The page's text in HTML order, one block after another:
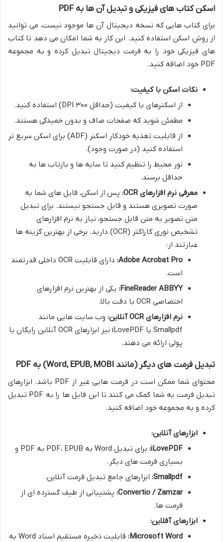
اسکن کتاب های فیزیکی و تبدیل آن ها به PDF
برای کتاب هایی که نسخه دیجیتال آن ها موجود نیست، می توانید
از روش اسکن استفاده کنید. این کار به شما امکان می دهد تا کتاب
های فیزیکی خود را به فرمت دیجیتال تبدیل کرده و به مجموعه
PDF خود اضافه کنید.
نکات اسکن با کیفیت:
از اسکنرهای با کیفیت (حداقل ۳۰۰ DPI) استفاده کنید.
مطمئن شوید که صفحات صاف و بدون خمیدگی هستند.
از قابلیت تغذیه خودکار اسکنر (ADF) برای اسکن سریع تر
استفاده کنید (در صورت وجود).
نور محیط را تنظیم کنید تا سایه ها و بازتاب ها به
حداقل برسند.
معرفی نرم افزارهای OCR:
پس از اسکن، فایل های شما به
صورت تصویری هستند و قابل جستجو نیستند. برای تبدیل
متن تصویر به متن قابل جستجو، نیاز به نرم افزارهای
تشخیص نوری کاراکتر (OCR) دارید. برخی از بهترین گزینه ها
عبارتند از:
Adobe Acrobat Pro:
دارای قابلیت OCR داخلی قدرتمند
است.
FineReader ABBYY: یکی از بهترین نرم افزارهای
اختصاصی OCR با دقت بالا.
نرم افزارهای OCR آنلاین:
وب سایت هایی مانند
Smallpdf یا iLovePDF نیز ابزارهای OCR آنلاین رایگان یا
پولی ارائه می دهند.
تبدیل فرمت های دیگر (مانند Word, EPUB, MOBI) به PDF
محتوای شما ممکن است در فرمت هایی غیر از PDF باشد. ابزارهای
تبدیل فرمت به شما کمک می کنند تا این فایل ها را به PDF تبدیل
کرده و به مجموعه خود اضافه کنید.
ابزارهای آنلاین:
iLovePDF:
برای تبدیل Word به PDF، EPUB به PDF و
بسیاری فرمت های دیگر.
Smallpdf: ابزارهای جامع تبدیل فرمت آنلاین.
Convertio / Zamzar: پشتیبانی از طیف گسترده ای از
فرمت ها.
ابزارهای آفلاین:
Microsoft Word:
قابلیت ذخیره مستقیم اسناد Word به